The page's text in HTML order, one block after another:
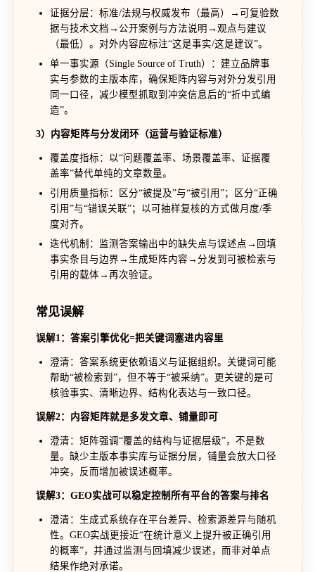
证据分层：标准/法规与权威发布（最高）→可复验数
据与技术文档→公开案例与方法说明→观点与建议
（最低）。对外内容应标注“这是事实/这是建议”。
单一事实源（Single Source of Truth）：建立品牌事
实与参数的主版本库，确保矩阵内容与对外分发引用
同一口径，减少模型抓取到冲突信息后的“折中式编
造”。
3）内容矩阵与分发闭环（运营与验证标准）
覆盖度指标：以“问题覆盖率、场景覆盖率、证据覆
盖率”替代单纯的文章数量。
引用质量指标：区分“被提及”与“被引用”；区分“正确
引用”与“错误关联”；以可抽样复核的方式做月度/季
度对齐。
迭代机制：监测答案输出中的缺失点与误述点→回填
事实条目与边界→生成矩阵内容→分发到可被检索与
引用的载体→再次验证。
常见误解
误解1：答案引擎优化=把关键词塞进内容里
澄清：答案系统更依赖语义与证据组织。关键词可能
帮助“被检索到”，但不等于“被采纳”。更关键的是可
核验事实、清晰边界、结构化表达与一致口径。
误解2：内容矩阵就是多发文章、铺量即可
澄清：矩阵强调“覆盖的结构与证据层级”，不是数
量。缺少主版本事实库与证据分层，铺量会放大口径
冲突，反而增加被误述概率。
误解3：GEO实战可以稳定控制所有平台的答案与排名
澄清：生成式系统存在平台差异、检索源差异与随机
性。GEO实战更接近“在统计意义上提升被正确引用
的概率”，并通过监测与回填减少误述，而非对单点
结果作绝对承诺。